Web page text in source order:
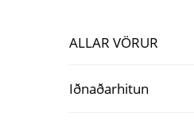
ALLAR VÖRUR
Iðnaðarhitun